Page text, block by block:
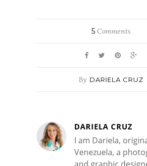
5Comments
By DARIELA CRUZ
DARIELA CRUZ
I am Dariela,
Venezuela, a